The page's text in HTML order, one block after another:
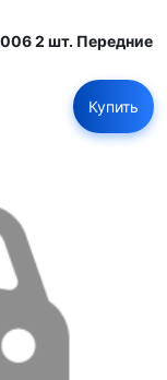
2 шт. Передние
Купить